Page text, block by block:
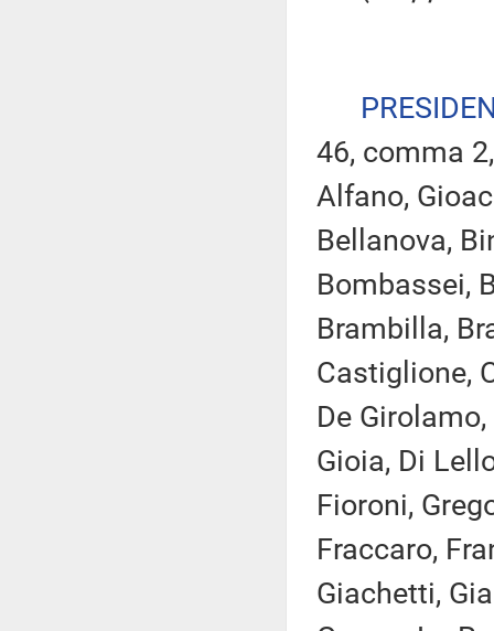
46, comma
Alfano,
Bellanova,
Bombassei,
Brambilla,
Castiglione,
De
Gioia, Di
Fioroni,
Fraccaro,
Giachetti,